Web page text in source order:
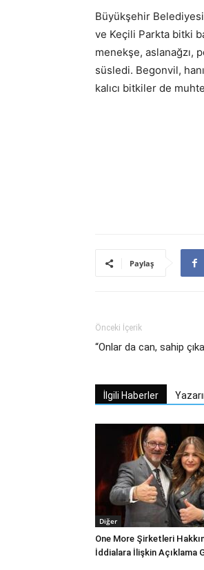
Büyükşehir Belediyesi
ve Keçili Parkta bitki
menekşe, aslanağzı,
süsledi. Begonvil,
kalıcı bitkiler de
Paylaş
Önceki İçerik
“Onlar da can, sahip
İlgili Haberler
Diğer
One More Şirketleri
İddialara İlişkin Açıklama